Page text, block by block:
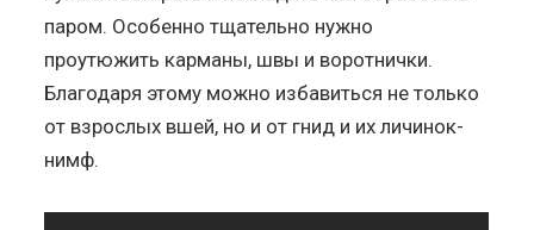
паром. Особенно тщательно нужно
проутюжить карманы, швы и воротнички.
Благодаря этому можно избавиться не только
от взрослых вшей, но и от гнид и их личинок-
нимф.